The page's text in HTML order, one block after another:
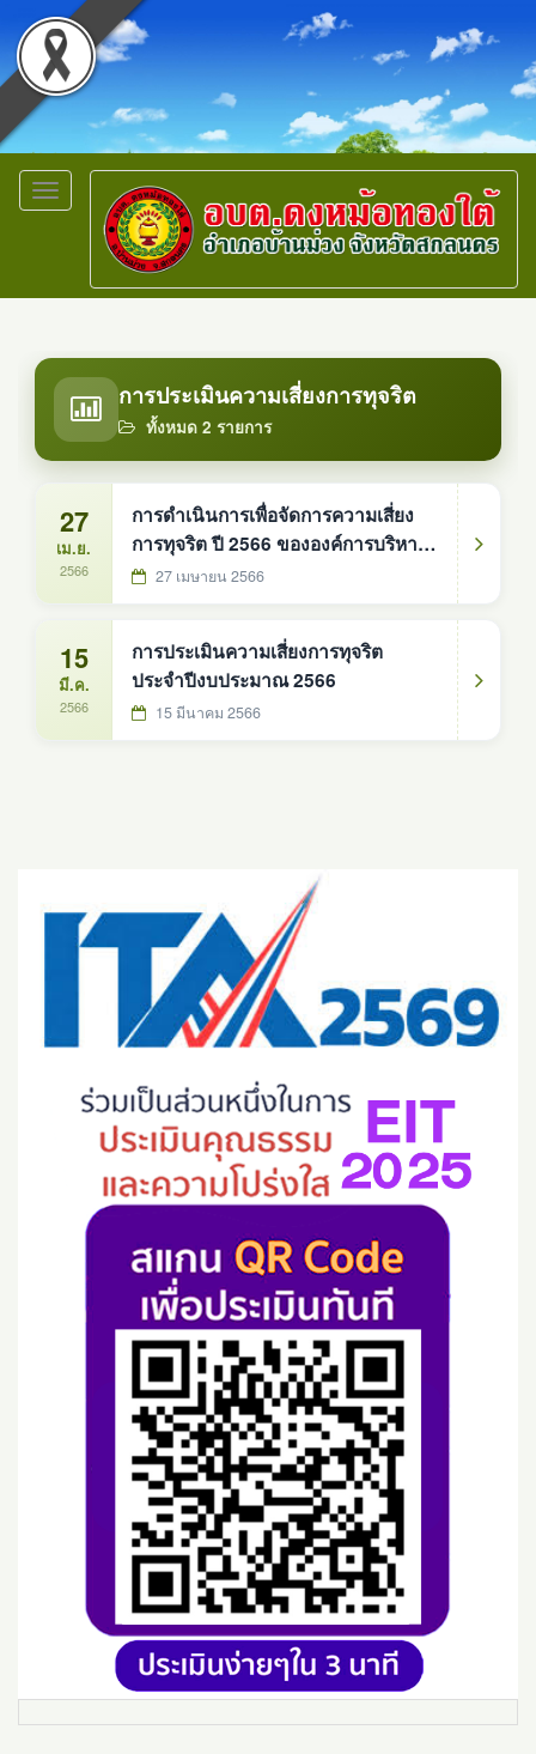
Toggle
navigation
การประเมินความเสี่ยงการทุจริต
ทั้งหมด 2 รายการ
27
เม.ย.
2566
การดำเนินการเพื่อจัดการความเสี่ยง
การทุจริต ปี 2566 ขององค์การบริหาร
ส่วนตำบลดงหม้อทองใต้ อำเภอ
27 เมษายน 2566
15
มี.ค.
2566
การประเมินความเสี่ยงการทุจริต
ประจำปีงบประมาณ 2566
15 มีนาคม 2566